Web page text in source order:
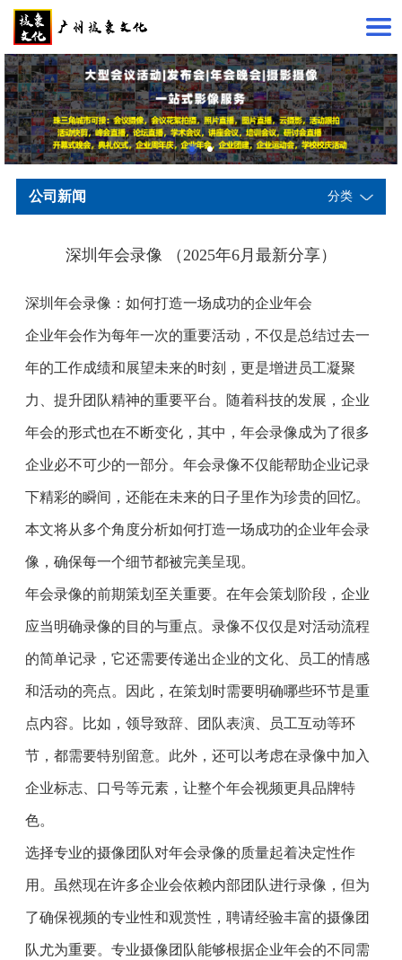
公司新闻 分类
深圳年会录像 （2025年6月最新分享）
深圳年会录像：如何打造一场成功的企业年会
企业年会作为每年一次的重要活动，不仅是总结过去一
年的工作成绩和展望未来的时刻，更是增进员工凝聚
力、提升团队精神的重要平台。随着科技的发展，企业
年会的形式也在不断变化，其中，年会录像成为了很多
企业必不可少的一部分。年会录像不仅能帮助企业记录
下精彩的瞬间，还能在未来的日子里作为珍贵的回忆。
本文将从多个角度分析如何打造一场成功的企业年会录
像，确保每一个细节都被完美呈现。
年会录像的前期策划至关重要。在年会策划阶段，企业
应当明确录像的目的与重点。录像不仅仅是对活动流程
的简单记录，它还需要传递出企业的文化、员工的情感
和活动的亮点。因此，在策划时需要明确哪些环节是重
点内容。比如，领导致辞、团队表演、员工互动等环
节，都需要特别留意。此外，还可以考虑在录像中加入
企业标志、口号等元素，让整个年会视频更具品牌特
色。
选择专业的摄像团队对年会录像的质量起着决定性作
用。虽然现在许多企业会依赖内部团队进行录像，但为
了确保视频的专业性和观赏性，聘请经验丰富的摄像团
队尤为重要。专业摄像团队能够根据企业年会的不同需